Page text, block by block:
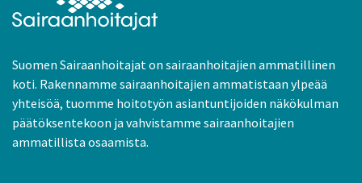
Suomen Sairaanhoitajat on sairaanhoitajien ammatillinen
koti. Rakennamme sairaanhoitajien ammatistaan ylpeää
yhteisöä, tuomme hoitotyön asiantuntijoiden näkökulman
päätöksentekoon ja vahvistamme sairaanhoitajien
ammatillista osaamista.